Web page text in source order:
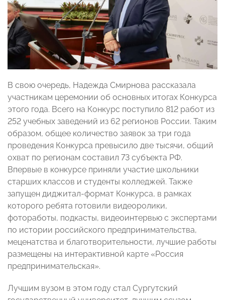
В свою очередь, Надежда Смирнова рассказала
участникам церемонии об основных итогах Конкурса
этого года. Всего на Конкурс поступило 812 работ из
252 учебных заведений из 62 регионов России. Таким
образом, общее количество заявок за три года
проведения Конкурса превысило две тысячи, общий
охват по регионам составил 73 субъекта РФ.
Впервые в конкурсе приняли участие школьники
старших классов и студенты колледжей. Также
запущен диджитал-формат Конкурса, в рамках
которого ребята готовили видеоролики,
фотоработы, подкасты, видеоинтервью с экспертами
по истории российского предпринимательства,
меценатства и благотворительности, лучшие работы
размещены на интерактивной карте «Россия
предпринимательская».
Лучшим вузом в этом году стал Сургутский